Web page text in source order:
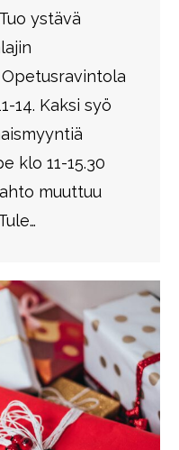
ystävä
14. Kaksi syö
klo 11-15.30
muuttuu